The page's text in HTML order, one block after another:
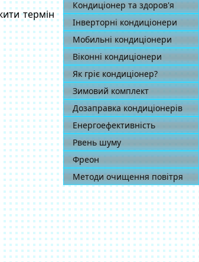
термін
Кондиціонер та здоров'я
Інверторні кондиціонери
Мобильні кондиціонери
Віконні кондиціонери
Як гріє кондиціонер?
Зимовий комплект
Дозаправка кондиціонерів
Енергоефективність
Рвень шуму
Фреон
Методи очищення повітря